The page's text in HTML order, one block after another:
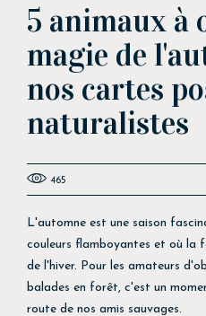
5 animaux à
magie de
nos cartes
naturalistes
465
L'automne est une saison
couleurs flamboyantes et où la
de l'hiver. Pour les amateurs
balades en forêt, c'est un
route de nos amis sauvages.